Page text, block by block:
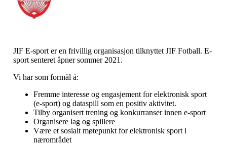
JIF E-sport er en frivillig organisasjon tilknyttet JIF Fotball. E-
sport senteret åpner sommer 2021.
Vi har som formål å:
Fremme interesse og engasjement for elektronisk sport
(e-sport) og dataspill som en positiv aktivitet.
Tilby organisert trening og konkurranser innen e-sport
Organisere lag og spillere
Være et sosialt møtepunkt for elektronisk sport i
nærområdet